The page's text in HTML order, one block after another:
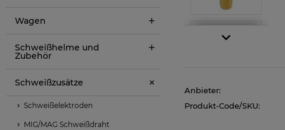
Wagen
Schweißhelme und
Zubehör
Schweißzusätze
Schweißelektroden
MIG/MAG Schweißdraht
Anbieter:
Produkt-Code/SKU: